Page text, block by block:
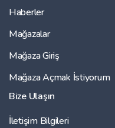
Haberler
Mağazalar
Mağaza Giriş
Mağaza Açmak İstiyorum
Bize Ulaşın
İletişim Bilgileri